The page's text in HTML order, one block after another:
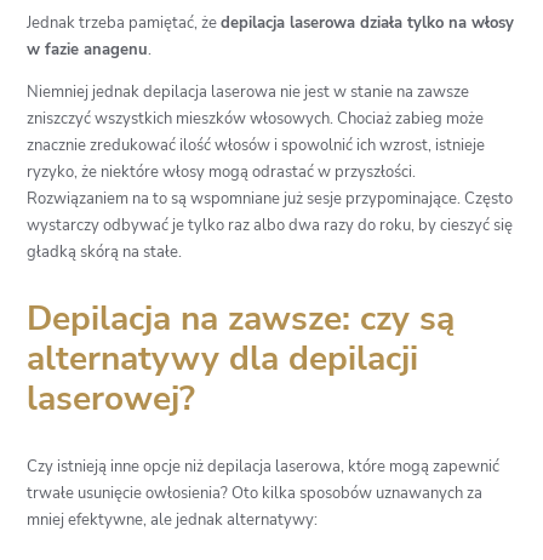
Jednak trzeba pamiętać, żedepilacja laserowa działa tylko na włosy
w fazie anagenu.
Niemniej jednak depilacja laserowa nie jest w stanie na zawsze
zniszczyć wszystkich mieszków włosowych. Chociaż zabieg może
znacznie zredukować ilość włosów i spowolnić ich wzrost, istnieje
ryzyko, że niektóre włosy mogą odrastać w przyszłości.
Rozwiązaniem na to są wspomniane już sesje przypominające. Często
wystarczy odbywać je tylko raz albo dwa razy do roku, by cieszyć się
gładką skórą na stałe.
Depilacja na zawsze: czy są
alternatywy dla depilacji
laserowej?
Czy istnieją inne opcje niż depilacja laserowa, które mogą zapewnić
trwałe usunięcie owłosienia? Oto kilka sposobów uznawanych za
mniej efektywne, ale jednak alternatywy: